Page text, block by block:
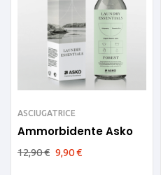
ASCIUGATRICE
Ammorbidente Asko
12,90€ 9,90€